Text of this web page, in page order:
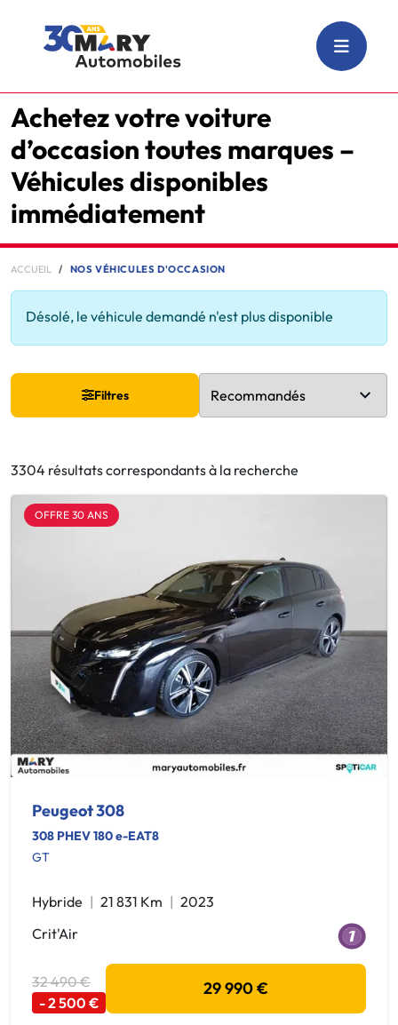
Achetez votre voiture
d’occasion toutes marques –
Véhicules disponibles
immédiatement
ACCUEIL NOS VÉHICULES D'OCCASION
Désolé, le véhicule demandé n'est plus disponible
Filtres
3304 résultats correspondants à la recherche
OFFRE 30 ANS
Peugeot 308
308 PHEV 180 e-EAT8
GT
Hybride 21 831 Km
2023
Crit'Air
32 490 €
- 2 500 €
29 990 €